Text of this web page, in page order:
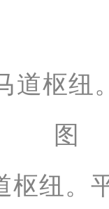
枢纽。